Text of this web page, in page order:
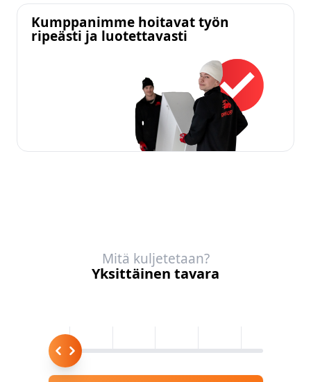
Kumppanimme hoitavat työn
ripeästi ja luotettavasti
Mitä kuljetetaan?
Yksittäinen tavara